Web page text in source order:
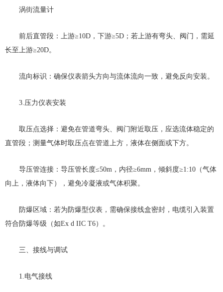
涡街流量计
前后直管段：上游≥10D，下游≥5D；若上游有弯头、阀门，需延
长至上游≥20D。
流向标识：确保仪表箭头方向与流体流向一致，避免反向安装。
3.压力仪表安装
取压点选择：避免在管道弯头、阀门附近取压，应选流体稳定的
直管段；测量气体时取压点在管道上方，液体在侧面或下方。
导压管连接：导压管长度≤50m，内径≥6mm，倾斜度≥1:10（气体
向上，液体向下），避免冷凝液或气体积聚。
防爆区域：若为防爆型仪表，需确保接线盒密封，电缆引入装置
符合防爆等级（如Ex d IIC T6）。
三、接线与调试
1.电气接线